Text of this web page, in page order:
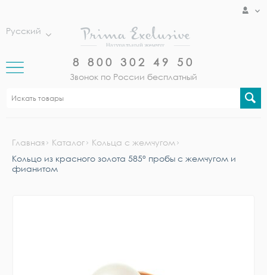
Русский
8 800 302 49 50
Звонок по России бесплатный
Главная Каталог
Кольца с жемчугом
Кольцо из красного золота 585° пробы с жемчугом и
фианитом